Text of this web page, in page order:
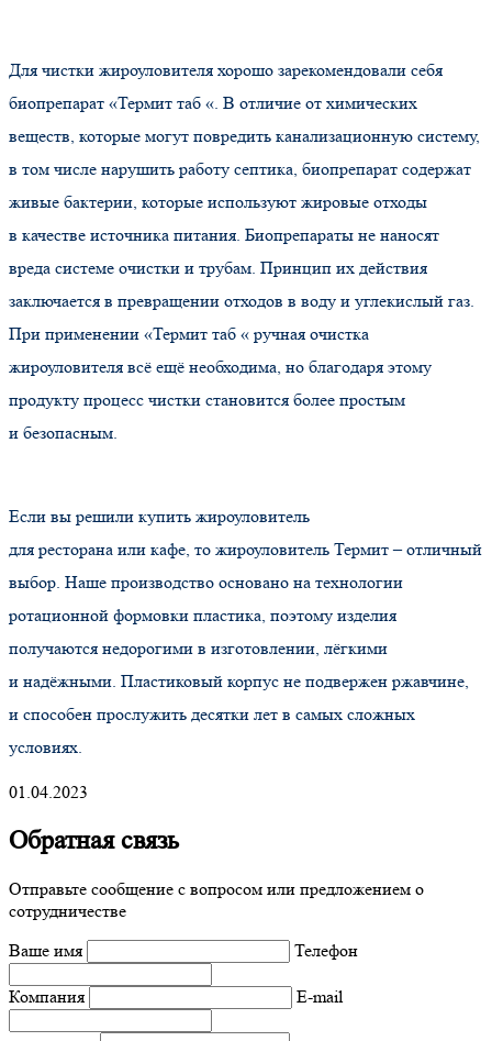
Для чистки жироуловителя хорошо зарекомендовали себя
биопрепарат «Термит таб «. В отличие от химических
веществ, которые могут повредить канализационную систему,
в том числе нарушить работу септика, биопрепарат содержат
живые бактерии, которые используют жировые отходы
в качестве источника питания. Биопрепараты не наносят
вреда системе очистки и трубам. Принцип их действия
заключается в превращении отходов в воду и углекислый газ.
При применении «Термит таб « ручная очистка
жироуловителя всё ещё необходима, но благодаря этому
продукту процесс чистки становится более простым
и безопасным.
Если вы решили купить жироуловитель
для ресторана или кафе, то жироуловитель Термит – отличный
выбор. Наше производство основано на технологии
ротационной формовки пластика, поэтому изделия
получаются недорогими в изготовлении, лёгкими
и надёжными. Пластиковый корпус не подвержен ржавчине,
и способен прослужить десятки лет в самых сложных
условиях.
01.04.2023
Обратная связь
Отправьте сообщение с вопросом или предложением о
сотрудничестве
Ваше имя
Телефон
Компания E-mail